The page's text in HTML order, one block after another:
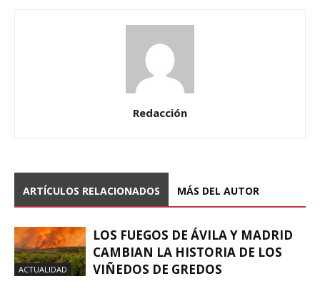
Redacción
ARTÍCULOS RELACIONADOS MÁS DEL AUTOR
ACTUALIDAD
LOS FUEGOS DE ÁVILA Y MADRID
CAMBIAN LA HISTORIA DE LOS
VIÑEDOS DE GREDOS